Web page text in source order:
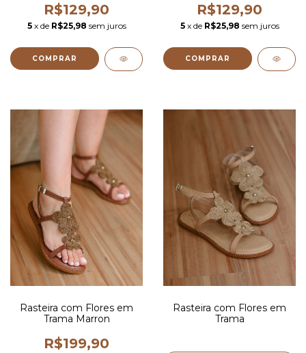
R$129,90
5 x de R$25,98 sem juros
COMPRAR
R$129,90
5 x de R$25,98 sem juros
COMPRAR
Rasteira com Flores em
Trama Marron
R$199,90
Rasteira com Flores em
Trama